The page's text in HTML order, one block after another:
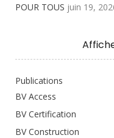
POUR TOUS juin 19,
Publications
BV Access
BV Certification
BV Construction